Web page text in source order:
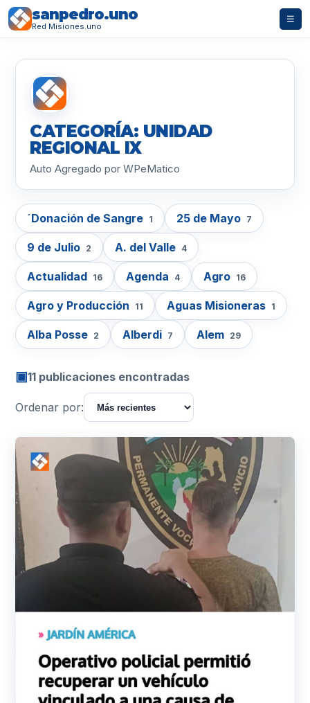
sanpedro.uno
Red Misiones.uno
☰
CATEGORÍA: UNIDAD
REGIONAL IX
Auto Agregado por WPeMatico
´Donación de Sangre 1 25 de Mayo 7
9 de Julio 2 A. del Valle 4
Actualidad 16 Agenda 4 Agro 16
Agro y Producción 11 Aguas Misioneras 1
Alba Posse 2 Alberdi 7 Alem 29
▣11 publicaciones encontradas
Ordenar por: